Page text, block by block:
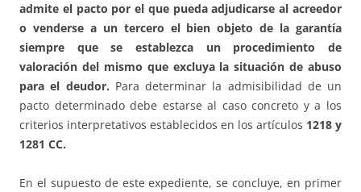
admite el pacto por el que pueda adjudicarse al acreedor
o venderse a un tercero el bien objeto de la garantía
siempre que se establezca un procedimiento de
valoración del mismo que excluya la situación de abuso
para el deudor. Para determinar la admisibilidad de un
pacto determinado debe estarse al caso concreto y a los
criterios interpretativos establecidos en los artículos 1218 y
1281 CC.
En el supuesto de este expediente, se concluye, en primer